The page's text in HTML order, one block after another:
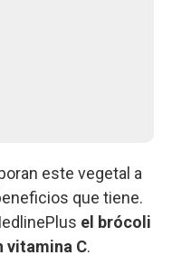
este vegetal a
que tiene.
el brócoli
vitamina C.